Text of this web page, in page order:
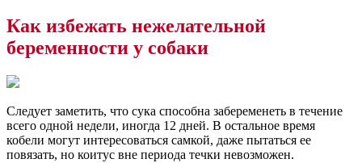
Как избежать нежелательной
беременности у собаки
Следует заметить, что сука способна забеременеть в течение
всего одной недели, иногда 12 дней. В остальное время
кобели могут интересоваться самкой, даже пытаться ее
повязать, но коитус вне периода течки невозможен.